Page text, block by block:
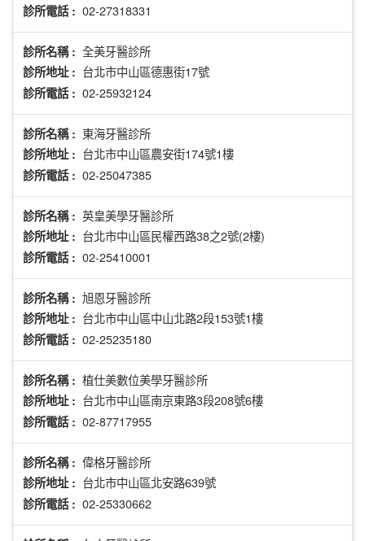
診所電話 : 02-27318331
診所名稱 : 全美牙醫診所
診所地址 : 台北市中山區德惠街17號
診所電話 : 02-25932124
診所名稱 : 東海牙醫診所
診所地址 : 台北市中山區農安街174號1樓
診所電話 : 02-25047385
診所名稱 : 英皇美學牙醫診所
診所地址 : 台北市中山區民權西路38之2號(2樓)
診所電話 : 02-25410001
診所名稱 : 旭恩牙醫診所
診所地址 : 台北市中山區中山北路2段153號1樓
診所電話 : 02-25235180
診所名稱 : 植仕美數位美學牙醫診所
診所地址 : 台北市中山區南京東路3段208號6樓
診所電話 : 02-87717955
診所名稱 : 偉格牙醫診所
診所地址 : 台北市中山區北安路639號
診所電話 : 02-25330662